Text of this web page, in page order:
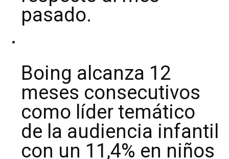
pasado.
Boing alcanza 12
meses consecutivos
como líder temático
de la audiencia infantil
con un 11,4% en niños